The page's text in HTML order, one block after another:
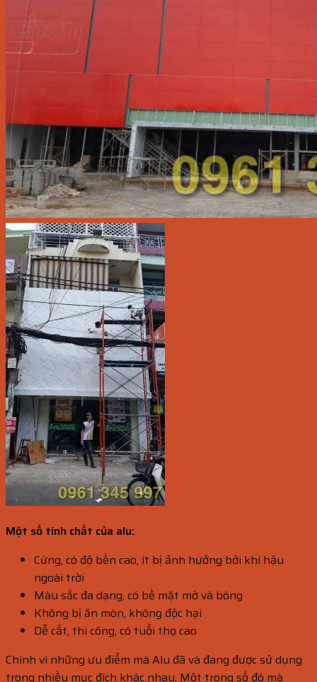
Một số tính chất của alu:
Cứng, có độ bền cao, ít bị ảnh hưởng bởi khí hậu
ngoài trời
Màu sắc đa dạng, có bề mặt mờ và bóng
Không bị ăn mòn, không độc hại
Dễ cắt, thi công, có tuổi thọ cao
Chính vì những ưu điểm mà Alu đã và đang được sử dụng
trong nhiều mục đích khác nhau, Một trong số đó mà